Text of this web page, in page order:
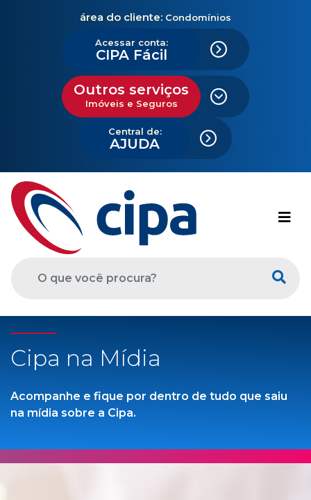
área do cliente: Condomínios
Acessar conta:
CIPA Fácil
Outros serviços
Imóveis e Seguros
Central de:
AJUDA
Cipa na Mídia
Acompanhe e fique por dentro de tudo que saiu
na mídia sobre a Cipa.